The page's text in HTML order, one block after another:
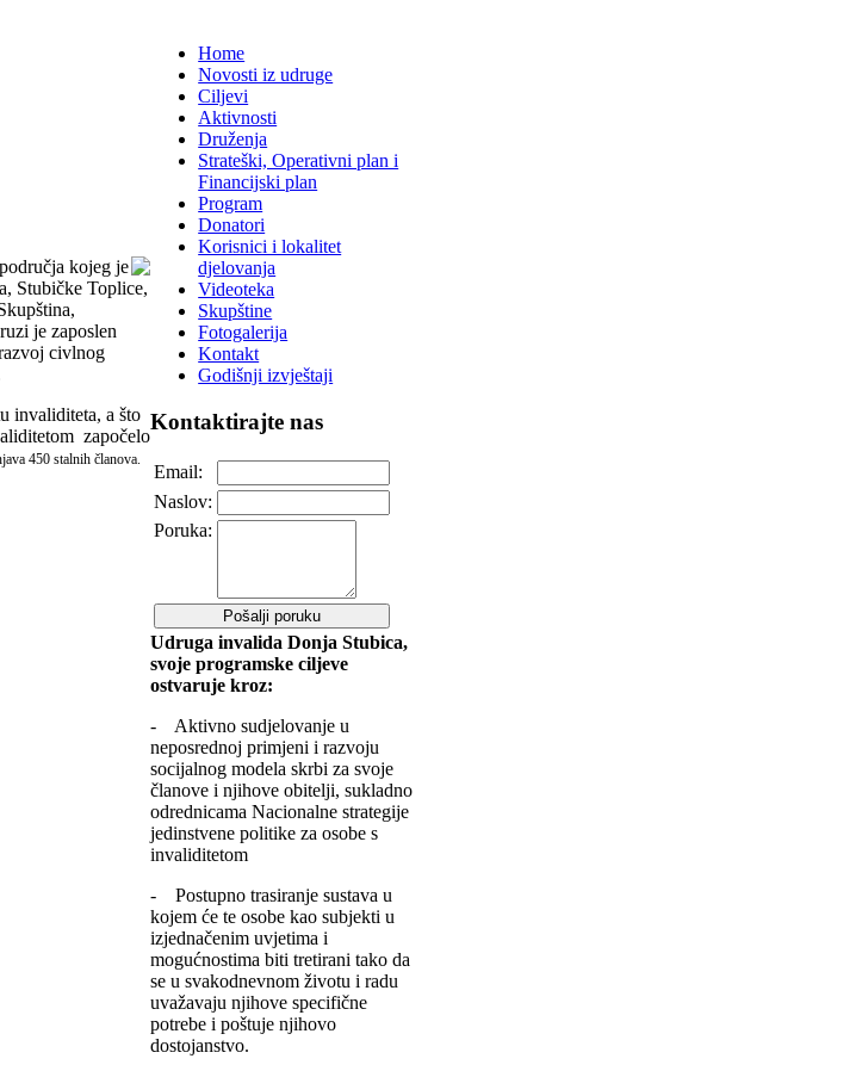
kojeg je
Stubičke Toplice,
je zaposlen
civlnog
invaliditeta, a što
započelo
450 stalnih članova.
Home
Novosti iz udruge
Ciljevi
Aktivnosti
Druženja
Strateški, Operativni plan i
Financijski plan
Program
Donatori
Korisnici i lokalitet
djelovanja
Videoteka
Skupštine
Fotogalerija
Kontakt
Godišnji izvještaji
Kontaktirajte nas
Email:
Naslov:
Poruka:
Udruga invalida Donja Stubica,
svoje programske ciljeve
ostvaruje kroz:
- Aktivno sudjelovanje u
neposrednoj primjeni i razvoju
socijalnog modela skrbi za svoje
članove i njihove obitelji, sukladno
odrednicama Nacionalne strategije
jedinstvene politike za osobe s
invaliditetom
- Postupno trasiranje sustava u
kojem će te osobe kao subjekti u
izjednačenim uvjetima i
mogućnostima biti tretirani tako da
se u svakodnevnom životu i radu
uvažavaju njihove specifične
potrebe i poštuje njihovo
dostojanstvo.